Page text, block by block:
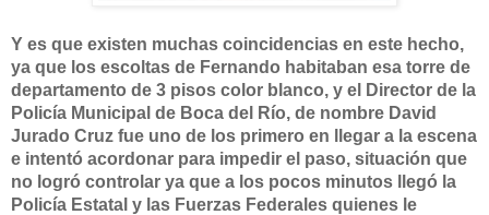
Y es que existen muchas coincidencias en este hecho,
ya que los escoltas de Fernando habitaban esa torre de
departamento de 3 pisos color blanco, y el Director de la
Policía Municipal de Boca del Río, de nombre David
Jurado Cruz fue uno de los primero en llegar a la escena
e intentó acordonar para impedir el paso, situación que
no logró controlar ya que a los pocos minutos llegó la
Policía Estatal y las Fuerzas Federales quienes le